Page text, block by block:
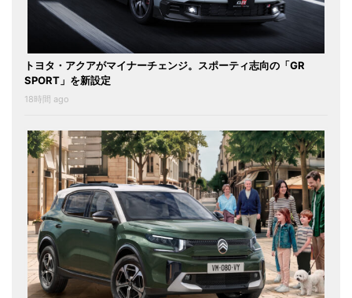
トヨタ・アクアがマイナーチェンジ。スポーティ志向の「GR
SPORT」を新設定
18時間 ago